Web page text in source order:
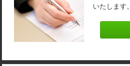
いたします。